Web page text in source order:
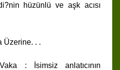
hüzünlü ve aşk acısı
Üzerine. . .
: İsimsiz anlatıcının